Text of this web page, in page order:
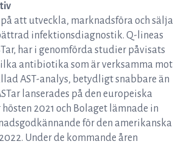
att utveckla, marknadsföra och sälja
infektionsdiagnostik. Q-lineas
har i genomförda studier påvisats
antibiotika som är verksamma mot
AST-analys, betydligt snabbare än
lanserades på den europeiska
2021 och Bolaget lämnade in
för den amerikanska
Under de kommande åren